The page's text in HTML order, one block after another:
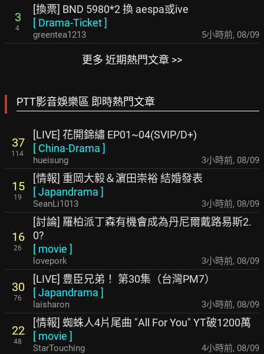
3
4
[換票] BND 5980*2 換 aespa或ive
[ Drama-Ticket]
greentea1213 5小時前, 08/09
更多 近期熱門文章 >>
PTT影音娛樂區 即時熱門文章
37
114
[LIVE] 花開錦繡 EP01~04(SVIP/D+)
[ China-Drama ]
hueisung 3小時前, 08/09
15
19
[情報] 重岡大毅＆濵田崇裕 結婚發表
[Japandrama ]
SeanLi1013 3小時前, 08/09
16
26
[討論] 羅柏派丁森有機會成為丹尼爾戴路易斯2.
0?
[ movie ]
lovepork 3小時前, 08/09
30
76
[LIVE] 豊臣兄弟！ 第30集（台灣PM7）
[Japandrama ]
laisharon 3小時前, 08/09
22
48
[情報] 蜘蛛人4片尾曲 "All For You" YT破1200萬
[ movie ]
StarTouching 4小時前, 08/09